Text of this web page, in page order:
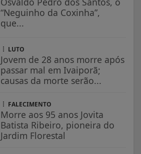
“Neguinho da Coxinha”,
que...
LUTO
Jovem de 28 anos morre após
passar mal em Ivaiporã;
causas da morte serão...
FALECIMENTO
Morre aos 95 anos Jovita
Batista Ribeiro, pioneira do
Jardim Florestal